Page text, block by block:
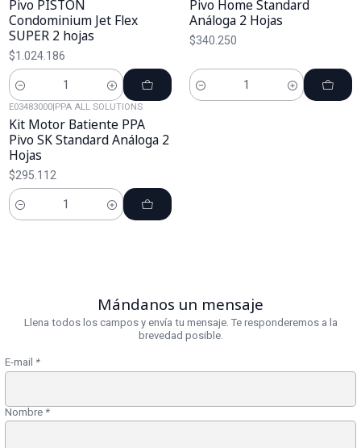
Pivo PISTON
Condominium Jet Flex
SUPER 2 hojas
$1.024.186
Cantidad
Pivo Home Standard
Análoga 2 Hojas
$340.250
Cantidad
E03483000|PPA ALL SOLUTIONS
Kit Motor Batiente PPA
Pivo SK Standard Análoga 2
Hojas
$295.112
Cantidad
Mándanos un mensaje
Llena todos los campos y envía tu mensaje. Te responderemos a la
brevedad posible.
E-mail *
Nombre*